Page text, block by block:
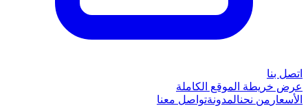
اتصل بنا
عرض خريطة الموقع الكاملة
الأسعار من نحنالمدونةتواصل معنا